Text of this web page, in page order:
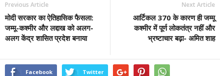
Previous Article
मोदी सरकार का ऐतिहासिक फैसला:
जम्मू-कश्मीर और लद्दाख को अलग-
अलग केंद्र शासित प्रदेश बनाया
Next Article
आर्टिकल 370 के कारण ही जम्मू
कश्मीर में पूर्ण लोकतंत्र नहीं और
भ्रष्टाचार बढ़ा- अमित शाह
Facebook Twitter